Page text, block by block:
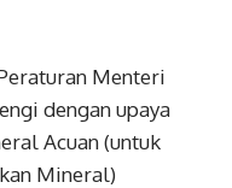
Menteri
dengan upaya
Acuan (untuk
Mineral)